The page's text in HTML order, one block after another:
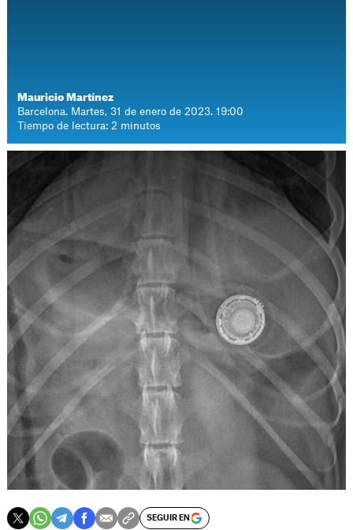
Mauricio Martínez
Barcelona. Martes, 31 de enero de 2023. 19:00
Tiempo de lectura: 2 minutos
SEGUIR EN